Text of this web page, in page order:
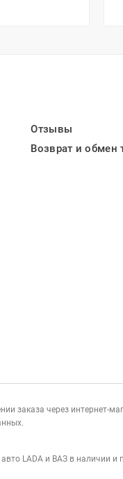
Отзывы
Возврат и обмен
заказа через интернет-
LADA и ВАЗ в наличии